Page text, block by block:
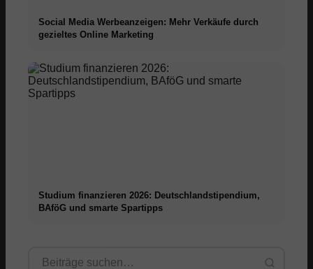
Social Media Werbeanzeigen: Mehr Verkäufe durch
gezieltes Online Marketing
Studium finanzieren 2026: Deutschlandstipendium,
BAföG und smarte Spartipps